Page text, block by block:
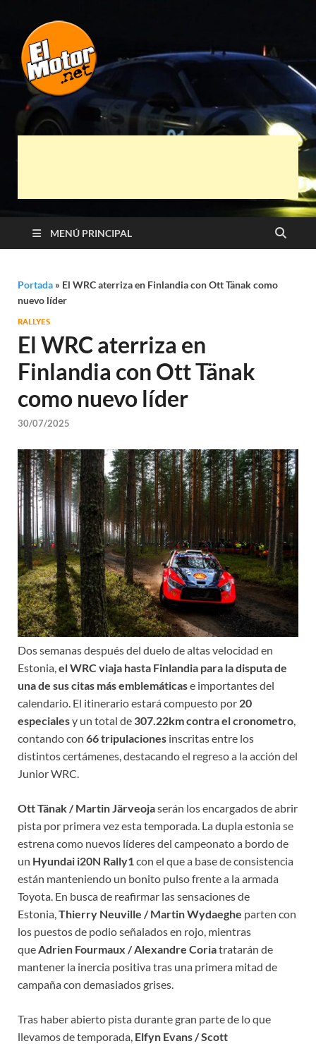
El Motor punto
Net
Automóviles
MENÚ PRINCIPAL
Portada » El WRC aterriza en Finlandia con Ott Tänak como
nuevo líder
RALLYES
El WRC aterriza en
Finlandia con Ott Tänak
como nuevo líder
30/07/2025
Dos semanas después del duelo de altas velocidad en
Estonia, el WRC viaja hasta Finlandia para la disputa de
una de sus citas más emblemáticase importantes del
calendario. El itinerario estará compuesto por 20
especialesy un total de 307.22km contra el cronometro
contando con 66 tripulaciones inscritas entre los
distintos certámenes, destacando el regreso a la acción del
Junior WRC.
Ott Tänak / Martin Järveojaserán los encargados de abrir
pista por primera vez esta temporada. La dupla estonia se
estrena como nuevos líderes del campeonato a bordo de
un Hyundai i20N Rally1 con el que a base de consistencia
están manteniendo un bonito pulso frente a la armada
Toyota. En busca de reafirmar las sensaciones de
Estonia, Thierry Neuville / Martin Wydaeghe parten con
los puestos de podio señalados en rojo, mientras
que Adrien Fourmaux / Alexandre Coriatratarán de
mantener la inercia positiva tras una primera mitad de
campaña con demasiados grises.
Tras haber abierto pista durante gran parte de lo que
llevamos de temporada, Elfyn Evans / Scott